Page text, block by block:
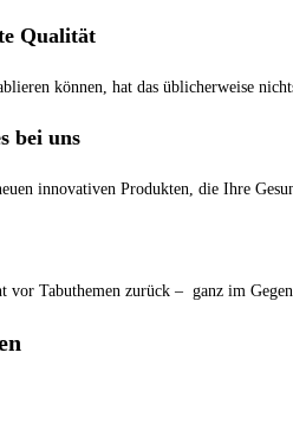
Qualität
können, hat das üblicherweise
bei uns
innovativen Produkten, die Ihre
vor Tabuthemen zurück – ganz im